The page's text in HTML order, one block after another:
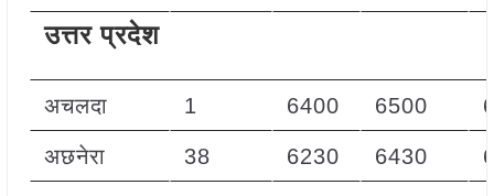
उत्तर प्रदेश
अचलदा 1 6400 6500
अछनेरा 38 6230 6430